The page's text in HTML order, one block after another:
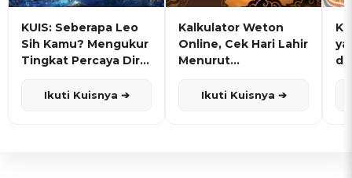
KUIS: Seberapa Leo
Sih Kamu? Mengukur
Tingkat Percaya Diri
Ikuti Kuisnya ➔
Kalkulator Weton
Online, Cek Hari Lahir
Menurut
Ikuti Kuisnya ➔